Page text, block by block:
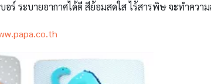
อร์ ระบายอากาศได้ดี สีย้อมสดใส ไร้สารพิษ จะทำควา